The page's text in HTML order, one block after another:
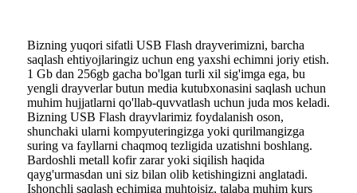
Bizning yuqori sifatli USB Flash drayverimizni, barcha
saqlash ehtiyojlaringiz uchun eng yaxshi echimni joriy etish.
1 Gb dan 256gb gacha bo'lgan turli xil sig'imga ega, bu
yengli drayverlar butun media kutubxonasini saqlash uchun
muhim hujjatlarni qo'llab-quvvatlash uchun juda mos keladi.
Bizning USB Flash drayvlarimiz foydalanish oson,
shunchaki ularni kompyuteringizga yoki qurilmangizga
suring va fayllarni chaqmoq tezligida uzatishni boshlang.
Bardoshli metall kofir zarar yoki siqilish haqida
qayg'urmasdan uni siz bilan olib ketishingizni anglatadi.
Ishonchli saqlash echimiga muhtojsiz, talaba muhim kurs